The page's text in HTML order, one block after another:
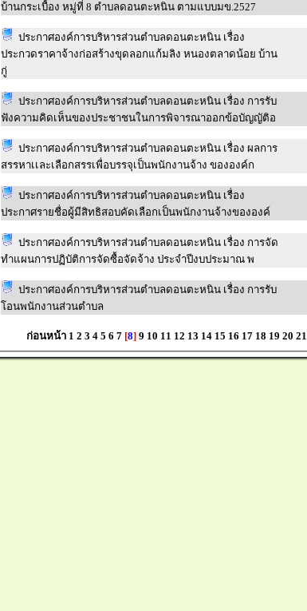
บ้านกระเบื้อง หมู่ที่ 8 ตำบลดอนตะหนิน ตามแบบมข.2527
ประกาศองค์การบริหารส่วนตำบลดอนตะหนิน เรื่อง
ประกวดราคาจ้างก่อสร้างขุดลอกแก้มลิง หนองตลาดน้อย บ้าน
กู่
ประกาศองค์การบริหารส่วนตำบลดอนตะหนิน เรื่อง การรับ
ฟังความคิดเห็นของประชาชนในการพิจารณาออกข้อบัญญัติอ
ประกาศองค์การบริหารส่วนตำบลดอนตะหนิน เรื่อง ผลการ
สรรหาเเละเลือกสรรเพื่อบรรจุเป็นพนักงานจ้าง ขององค์ก
ประกาศองค์การบริหารส่วนตำบลดอนตะหนิน เรื่อง
ประกาศรายชื่อผู้มีสิทธิสอบคัดเลือกเป็นพนักงานจ้างขององค์
ประกาศองค์การบริหารส่วนตำบลดอนตะหนิน เรื่อง การจัด
ทำแผนการปฏิบัติการจัดซื้อจัดจ้าง ประจำปีงบประมาณ พ
ประกาศองค์การบริหารส่วนตำบลดอนตะหนิน เรื่อง การรับ
โอนพนักงานส่วนตำบล
ก่อนหน้า 1 2 3 4 5 6 7 [8] 9 10 11 12 13 14 15 16 17 18 19 20 21